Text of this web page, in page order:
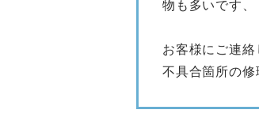
物も多いです、
お客様にご連絡
不具合箇所の修